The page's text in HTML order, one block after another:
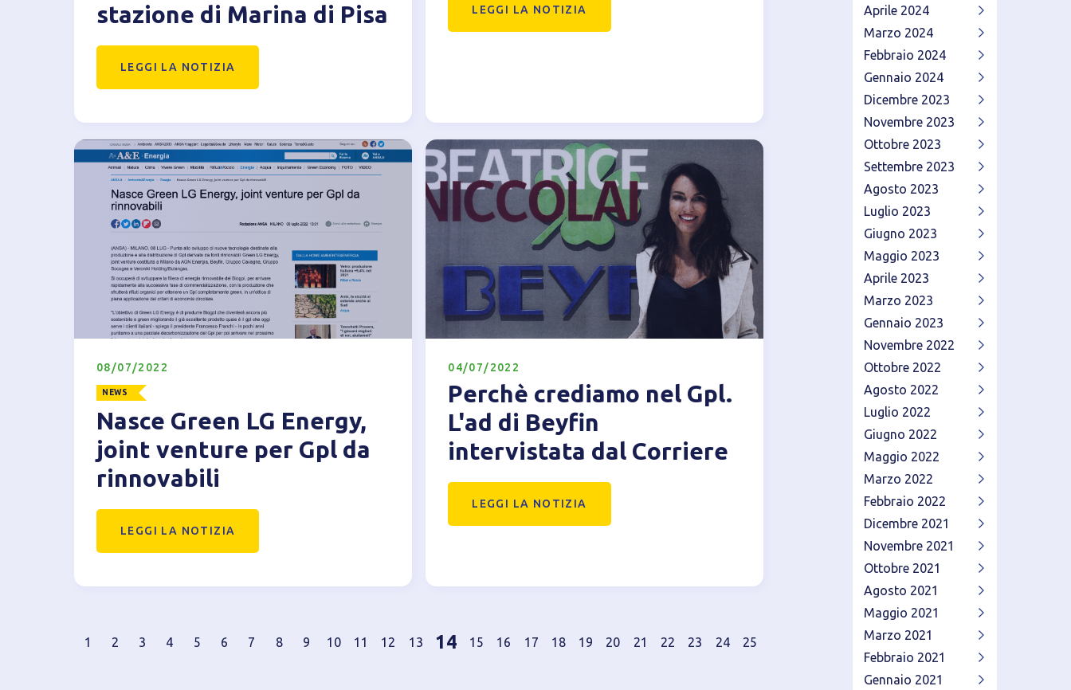
stazione di Marina di Pisa
LEGGI LA NOTIZIA
LEGGI LA NOTIZIA
08/07/2022
NEWS
Nasce Green LG Energy,
joint venture per Gpl da
rinnovabili
LEGGI LA NOTIZIA
04/07/2022
Perchè crediamo nel Gpl.
L'ad di Beyfin
intervistata dal Corriere
LEGGI LA NOTIZIA
1 2 3 4 5 6 7 8 9 10 11 12 13 14 15 16 17 18 19 20 21 22 23 24 25
Aprile 2024
Marzo 2024
Febbraio 2024
Gennaio 2024
Dicembre 2023
Novembre 2023
Ottobre 2023
Settembre 2023
Agosto 2023
Luglio 2023
Giugno 2023
Maggio 2023
Aprile 2023
Marzo 2023
Gennaio 2023
Novembre 2022
Ottobre 2022
Agosto 2022
Luglio 2022
Giugno 2022
Maggio 2022
Marzo 2022
Febbraio 2022
Dicembre 2021
Novembre 2021
Ottobre 2021
Agosto 2021
Maggio 2021
Marzo 2021
Febbraio 2021
Gennaio 2021